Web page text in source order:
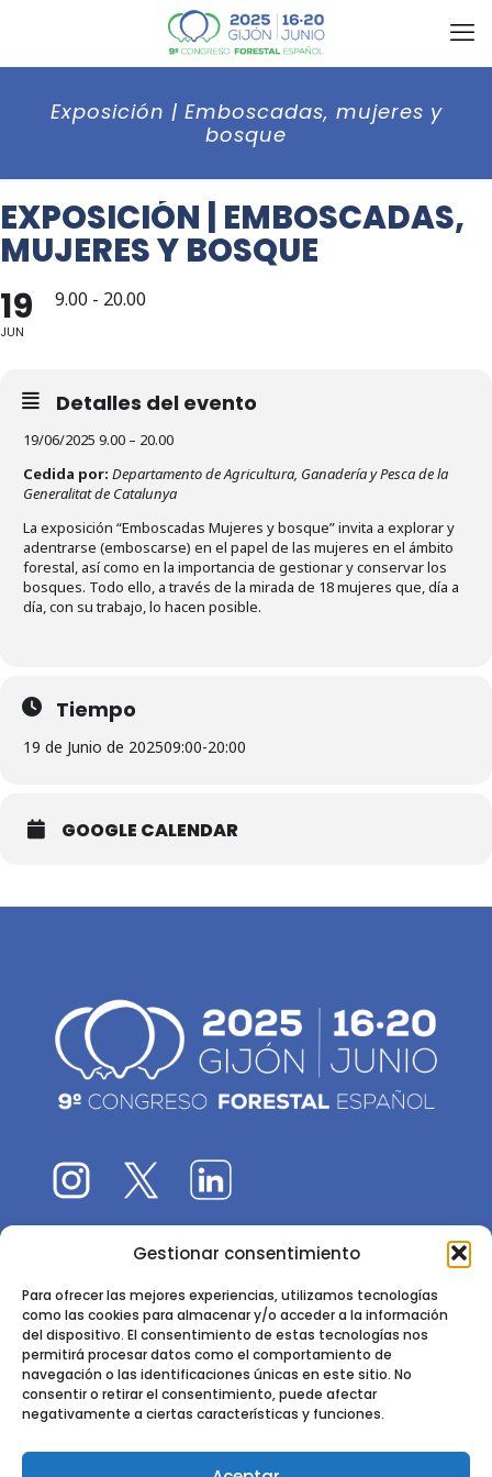
Gestionar consentimiento
Para ofrecer las mejores experiencias, utilizamos tecnologías
como las cookies para almacenar y/o acceder a la información
del dispositivo. El consentimiento de estas tecnologías nos
permitirá procesar datos como el comportamiento de
navegación o las identificaciones únicas en este sitio. No
consentir o retirar el consentimiento, puede afectar
negativamente a ciertas características y funciones.
Exposición | Emboscadas, mujeres y
bosque
EXPOSICIÓN | EMBOSCADAS,
MUJERES Y BOSQUE
19
JUN
9.00 - 20.00
Detalles del evento
19/06/2025 9.00 – 20.00
Cedida por: Departamento de Agricultura, Ganadería y Pesca de la
Generalitat de Catalunya
La exposición “Emboscadas Mujeres y bosque” invita a explorar y
adentrarse (emboscarse) en el papel de las mujeres en el ámbito
forestal, así como en la importancia de gestionar y conservar los
bosques. Todo ello, a través de la mirada de 18 mujeres que, día a
día, con su trabajo, lo hacen posible.
Tiempo
19 de Junio de 202509:00-20:00
GOOGLE CALENDAR
El 9CFE es una actividad promovida por laSociedad
Instituto de Ciencias Forestales, INIA-CSIC
Ctra. de la Coruña km 7,5 - 28040 Madrid